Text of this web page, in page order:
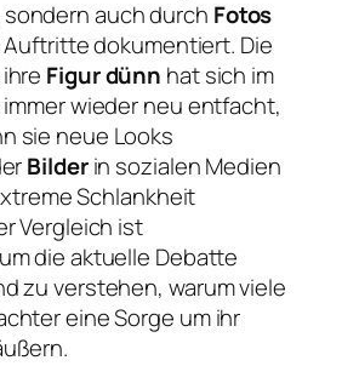
auch durch Fotos
dokumentiert. Die
Figur dünn hat sich im
wieder neu entfacht,
sie neue Looks
Bilderin sozialen Medien
Schlankheit
Vergleich ist
die aktuelle Debatte
zu verstehen, warum viele
eine Sorge um ihr